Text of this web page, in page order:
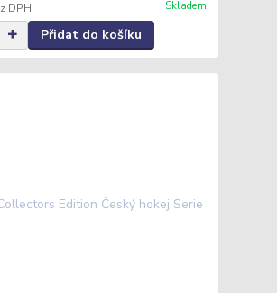
DPH Skladem
Přidat do košíku